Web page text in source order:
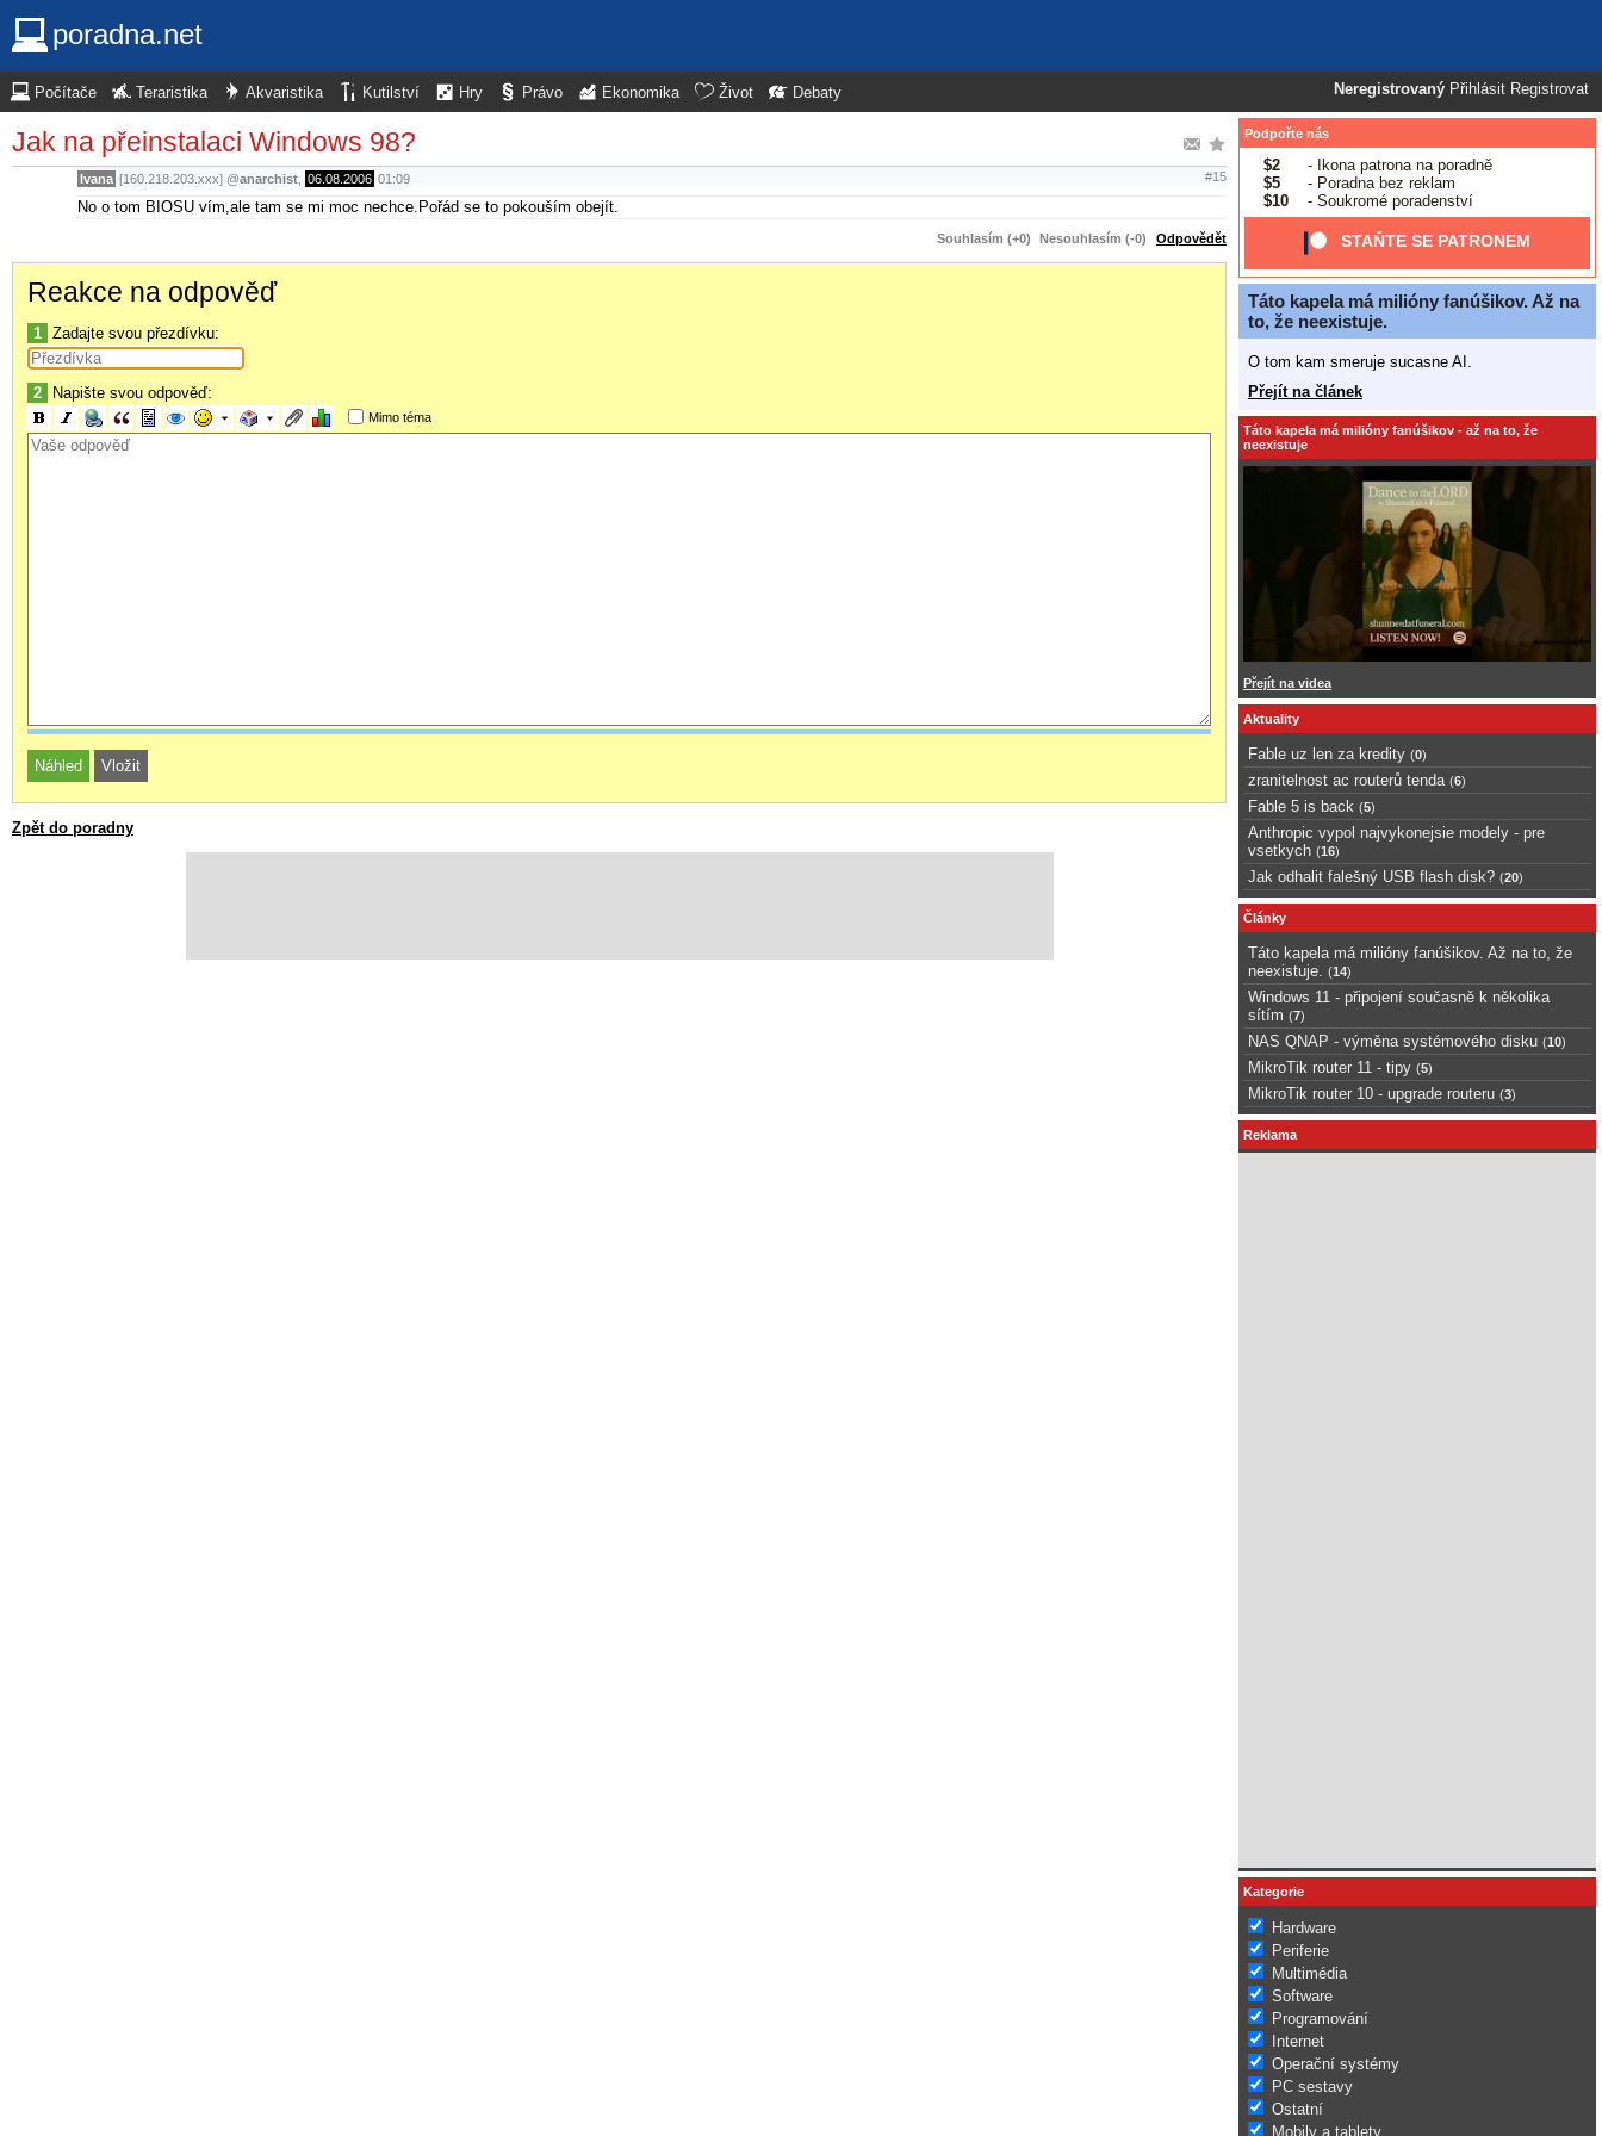
poradna.net
Neregistrovaný Přihlásit Registrovat
Počítače Teraristika Akvaristika Kutilství Hry Právo Ekonomika Život Debaty
Jak na přeinstalaci Windows 98?
Ivana [160.218.203.xxx] @anarchist 06.08.2006 01:09 #15
No o tom BIOSU vím,ale tam se mi moc nechce.Pořád se to pokouším obejít.
Souhlasím (+0) Nesouhlasím (-0) Odpovědět
Reakce na odpověď
1 Zadajte svou přezdívku:
2 Napište svou odpověď:
Mimo téma
Zpět do poradny
Podpořte nás
$2
- Ikona patrona na poradně
$5
- Poradna bez reklam
$10
- Soukromé poradenství
STAŇTE SE PATRONEM
Táto kapela má milióny fanúšikov. Až na
to, že neexistuje.
O tom kam smeruje sucasne AI.
Přejít na článek
Táto kapela má milióny fanúšikov - až na to, že
neexistuje
Přejít na videa
Aktuality
Fable uz len za kredity (0)
zranitelnost ac routerů tenda (6)
Fable 5 is back (5)
Anthropic vypol najvykonejsie modely - pre
vsetkych (16)
Jak odhalit falešný USB flash disk? (20)
Články
Táto kapela má milióny fanúšikov. Až na to, že
neexistuje.
(14)
Windows 11 - připojení současně k několika
sítím (7)
NAS QNAP - výměna systémového disku (10)
MikroTik router 11 - tipy (5)
MikroTik router 10 - upgrade routeru (3)
Reklama
Kategorie
Hardware
Periferie
Multimédia
Software
Programování
Internet
Operační systémy
PC sestavy
Ostatní
Mobily a tablety